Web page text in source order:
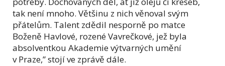
tak není mnoho. Většinu z nich věnoval svým
přátelům. Talent zdědil nesporně po matce
Boženě Havlové, rozené Vavrečkové, jež byla
absolventkou Akademie výtvarných umění
v Praze,” stojí ve zprávě dále.